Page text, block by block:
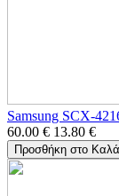
Samsung SCX-
60.00 € 13.80 €
Προσθήκη στο